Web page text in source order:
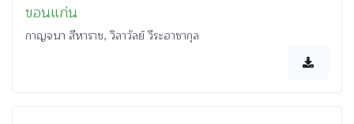
ขอนแก่น
กาญจนา สีหาราช, วิลาวัลย์ วีระอาชากุล